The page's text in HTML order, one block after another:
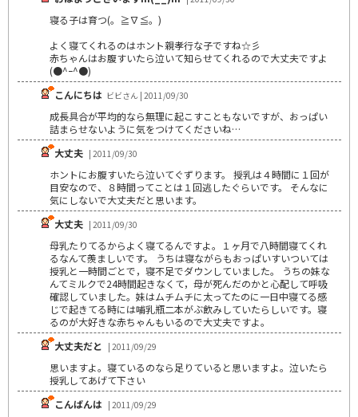
寝る子は育つ(。≧∇≦。)
よく寝てくれるのはホント親孝行な子ですね☆彡
赤ちゃんはお腹すいたら泣いて知らせてくれるので大丈夫ですよ
(●^ｰ^●)
こんにちは ビビさん | 2011/09/30
成長具合が平均的なら無理に起こすこともないですが、おっぱい
詰まらせないように気をつけてくださいね…
大丈夫 | 2011/09/30
ホントにお腹すいたら泣いてぐずります。 授乳は４時間に１回が
目安なので、８時間ってことは１回逃したぐらいです。 そんなに
気にしないで大丈夫だと思います。
大丈夫 | 2011/09/30
母乳たりてるからよく寝てるんですよ。１ヶ月で八時間寝てくれ
るなんて羨ましいです。 うちは寝ながらもおっぱいすいついては
授乳と一時間ごとで，寝不足でダウンしていました。 うちの妹な
んてミルクで24時間起きなくて，母が死んだのかと心配して呼吸
確認していました。妹はムチムチに太ってたのに一日中寝てる感
じで起きてる時には哺乳瓶二本がぶ飲みしていたらしいです。寝
るのが大好きな赤ちゃんもいるので大丈夫ですよ。
大丈夫だと
| 2011/09/29
思いますよ。寝ているのなら足りていると思いますよ。泣いたら
授乳してあげて下さい
こんばんは | 2011/09/29